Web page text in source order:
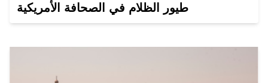
طيور الظلام في الصحافة الأمريكية